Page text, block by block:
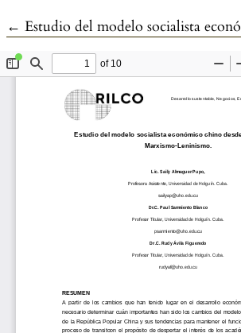
← Volver a los detalles del artículo
Estudio del modelo socialista económico chino desde la disciplina Marxismo-Leninismo